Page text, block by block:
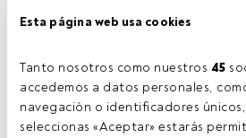
Esta página web usa cookies
Tanto nosotros como nuestros 45
accedemos a datos personales,
navegación o identificadores
seleccionas «Aceptar» estarás
Tiempo lectura: 1 min.